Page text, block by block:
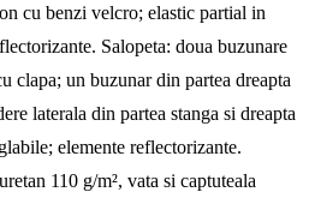
cu benzi velcro; elastic partial in
Salopeta: doua buzunare
clapa; un buzunar din partea dreapta
laterala din partea stanga si dreapta
elemente reflectorizante.
110 g/m², vata si captuteala